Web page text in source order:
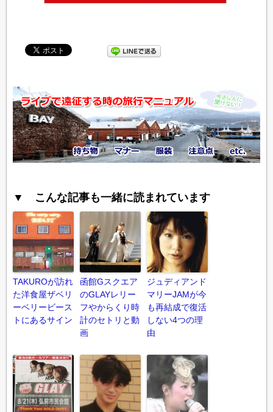
▼ こんな記事も一緒に読まれています
TAKUROが訪れ
た洋食屋ザベリ
ーベリービース
トにあるサイン
函館Gスクエア
のGLAYレリー
フやからくり時
計のセトリと動
画
ジュディアンド
マリーJAMが今
も再結成で復活
しない4つの理
由